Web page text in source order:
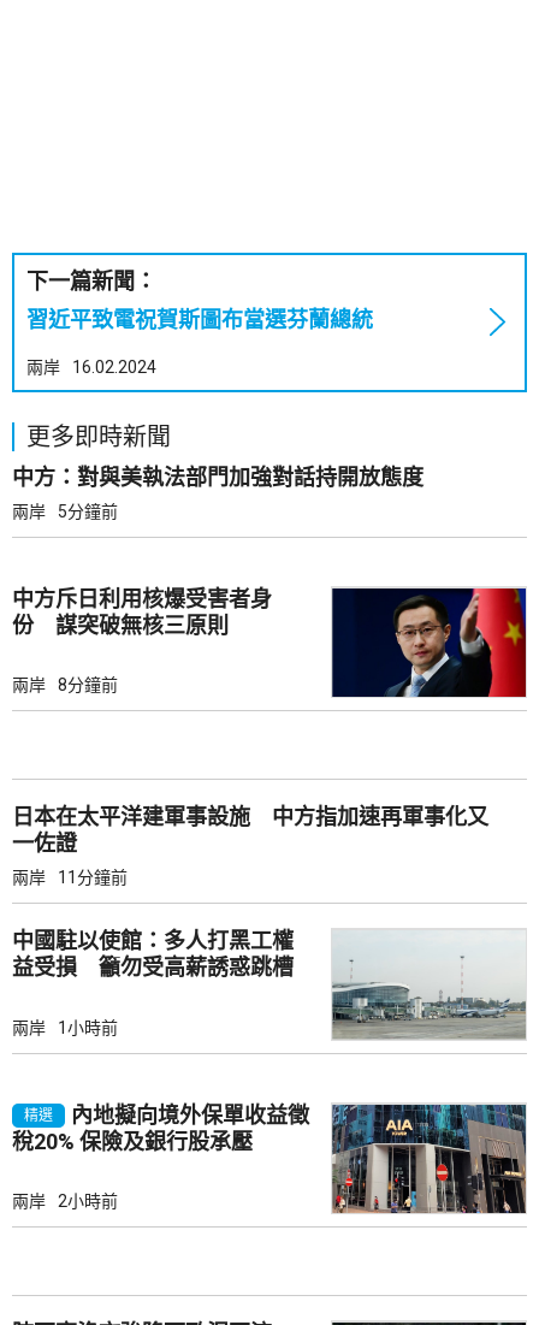
下一篇新聞：
習近平致電祝賀斯圖布當選芬蘭總統
兩岸 16.02.2024
更多即時新聞
中方：對與美執法部門加強對話持開放態度
兩岸 5分鐘前
中方斥日利用核爆受害者身
份 謀突破無核三原則
兩岸 8分鐘前
日本在太平洋建軍事設施 中方指加速再軍事化又
一佐證
兩岸 11分鐘前
中國駐以使館：多人打黑工權
益受損 籲勿受高薪誘惑跳槽
兩岸 1小時前
精選
內地擬向境外保單收益徵
稅20% 保險及銀行股承壓
兩岸 2小時前